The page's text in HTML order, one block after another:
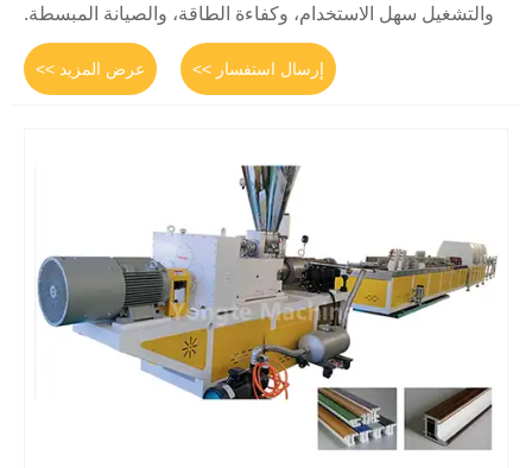
والتشغيل سهل الاستخدام، وكفاءة الطاقة، والصيانة المبسطة.
عرض المزيد >> إرسال استفسار >>